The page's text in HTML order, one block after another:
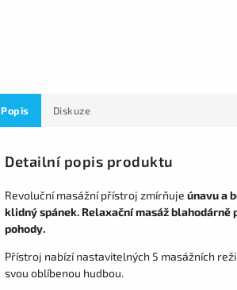
Popis Diskuze
Detailní popis produktu
Revoluční masážní přístroj zmírňuje únavu a
klidný spánek. Relaxační masáž
pohody.
Přístroj nabízí nastavitelných 5 masážních
svou oblíbenou hudbou.